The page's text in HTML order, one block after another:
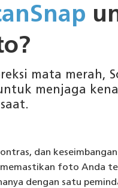
mata merah,
menjaga
dan
foto Anda
dengan satu